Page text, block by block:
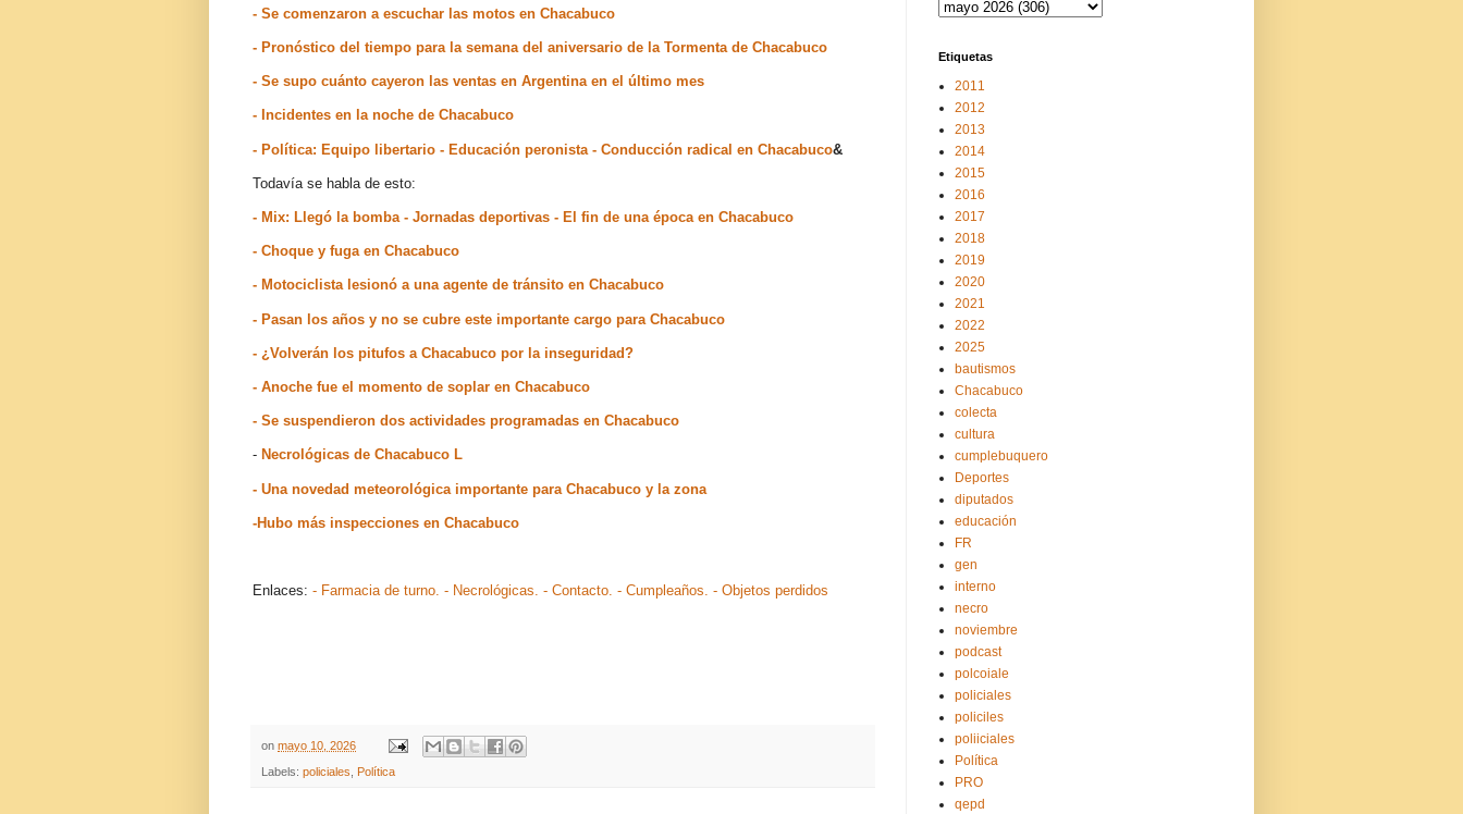
- Se comenzaron a escuchar las motos en Chacabuco
- Pronóstico del tiempo para la semana del aniversario de la Tormenta de Chacabuco
- Se supo cuánto cayeron las ventas en Argentina en el último mes
- Incidentes en la noche de Chacabuco
- Política: Equipo libertario - Educación peronista - Conducción radical en Chacabuco&
Todavía se habla de esto:
- Mix: Llegó la bomba - Jornadas deportivas - El fin de una época en Chacabuco
- Choque y fuga en Chacabuco
- Motociclista lesionó a una agente de tránsito en Chacabuco
- Pasan los años y no se cubre este importante cargo para Chacabuco
- ¿Volverán los pitufos a Chacabuco por la inseguridad?
- Anoche fue el momento de soplar en Chacabuco
- Se suspendieron dos actividades programadas en Chacabuco
- Necrológicas de Chacabuco L
- Una novedad meteorológica importante para Chacabuco y la zona
-Hubo más inspecciones en Chacabuco
Enlaces: - Farmacia de turno. - Necrológicas. - Contacto. - Cumpleaños. - Objetos perdidos
on mayo 10, 2026
Labels: policiales Política
Etiquetas
2011
2012
2013
2014
2015
2016
2017
2018
2019
2020
2021
2022
2025
bautismos
Chacabuco
colecta
cultura
cumplebuquero
Deportes
diputados
educación
FR
gen
interno
necro
noviembre
podcast
polcoiale
policiales
policiles
poliiciales
Política
PRO
qepd